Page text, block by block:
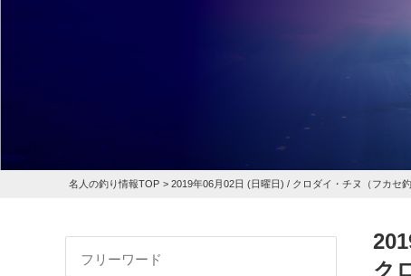
名人の釣り情報TOP > 2019年06月02日 (日曜日) / クロダイ・チヌ（フカセ釣
ク